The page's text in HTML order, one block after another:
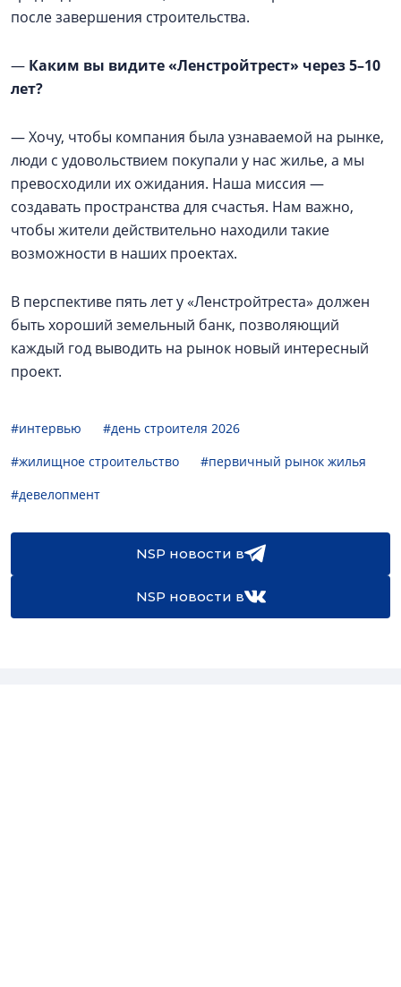
после завершения строительства.
— Каким вы видите «Ленстройтрест» через 5–10
лет?
— Хочу, чтобы компания была узнаваемой на рынке,
люди с удовольствием покупали у нас жилье, а мы
превосходили их ожидания. Наша миссия —
создавать пространства для счастья. Нам важно,
чтобы жители действительно находили такие
возможности в наших проектах.
В перспективе пять лет у «Ленстройтреста» должен
быть хороший земельный банк, позволяющий
каждый год выводить на рынок новый интересный
проект.
#интервью
#день строителя 2026
#жилищное строительство
#первичный рынок жилья
#девелопмент
NSP новости в
NSP новости в